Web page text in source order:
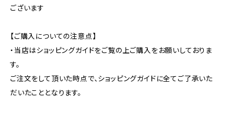
ございます
【ご購入についての注意点】
・当店はショッピングガイドをご覧の上ご購入をお願いしておりま
す。
ご注文をして頂いた時点で、ショッピングガイドに全てご了承いた
だいたこととなります。